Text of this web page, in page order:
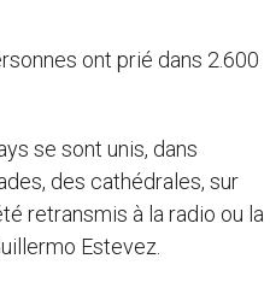
ont prié dans 2.600
se sont unis, dans
des cathédrales, sur
retransmis à la radio ou la
Estevez.